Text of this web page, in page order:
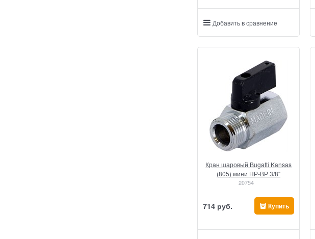
Добавить в сравнение
Кран шаровый Bugatti Kansas
(805) мини НР-ВР 3/8"
20754
714 руб. Купить